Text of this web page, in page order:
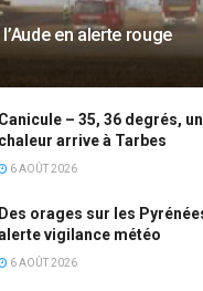
en alerte rouge
Canicule – 35, 36 degrés,
chaleur arrive à Tarbes
6 AOÛT 2026
Des orages sur les
vigilance météo
6 AOÛT 2026